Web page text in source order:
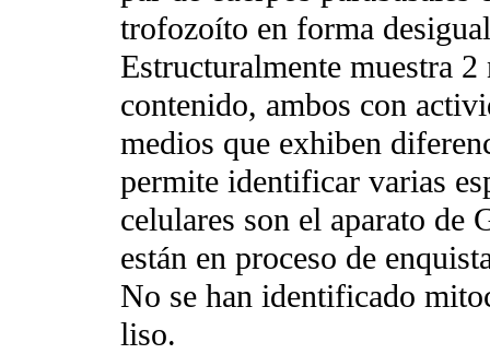
trofozoíto en forma
Estructuralmente muestra
contenido, ambos con
medios que exhiben
permite identificar varias
celulares son el aparato
están en proceso de
No se han identificado
liso.